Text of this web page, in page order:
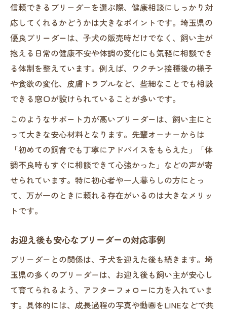
信頼できるブリーダーを選ぶ際、健康相談にしっかり対
応してくれるかどうかは大きなポイントです。埼玉県の
優良ブリーダーは、子犬の販売時だけでなく、飼い主が
抱える日常の健康不安や体調の変化にも気軽に相談でき
る体制を整えています。例えば、ワクチン接種後の様子
や食欲の変化、皮膚トラブルなど、些細なことでも相談
できる窓口が設けられていることが多いです。
このようなサポート力が高いブリーダーは、飼い主にと
って大きな安心材料となります。先輩オーナーからは
「初めての飼育でも丁寧にアドバイスをもらえた」「体
調不良時もすぐに相談できて心強かった」などの声が寄
せられています。特に初心者や一人暮らしの方にとっ
て、万が一のときに頼れる存在がいるのは大きなメリッ
トです。
お迎え後も安心なブリーダーの対応事例
ブリーダーとの関係は、子犬を迎えた後も続きます。埼
玉県の多くのブリーダーは、お迎え後も飼い主が安心し
て育てられるよう、アフターフォローに力を入れていま
す。具体的には、成長過程の写真や動画をLINEなどで共